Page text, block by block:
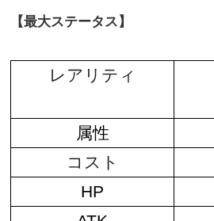
【最大ステータス】
レアリティ
属性
コスト
HP